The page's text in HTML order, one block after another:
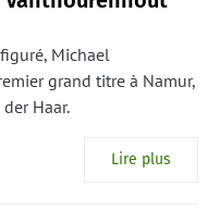
Michael
grand titre à Namur,
Haar.
Lire plus